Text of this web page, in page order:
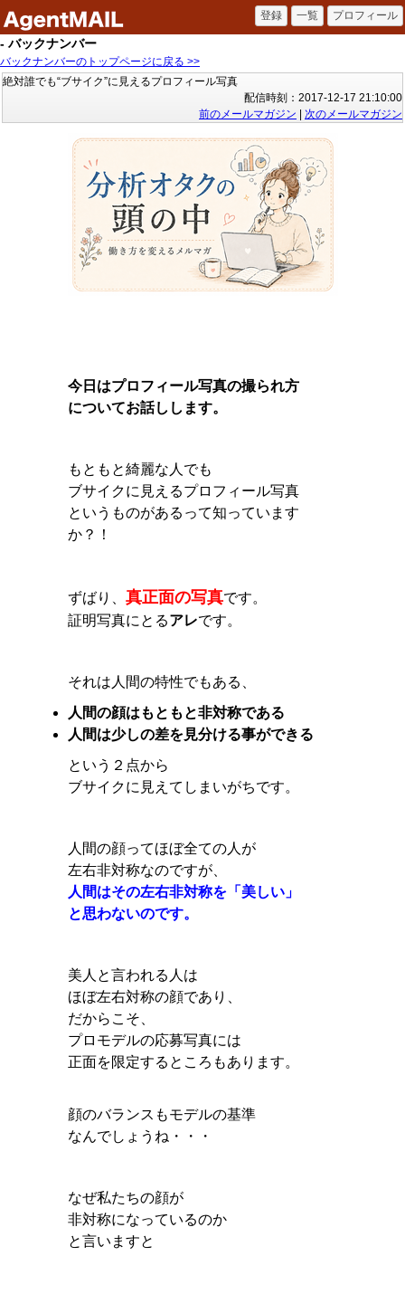
- バックナンバー
バックナンバーのトップページに戻る >>
絶対誰でも“ブサイク”に見えるプロフィール写真
配信時刻：2017-12-17 21:10:00
前のメールマガジン
次のメールマガジン
今日はプロフィール写真の撮られ方
についてお話しします。
もともと綺麗な人でも
ブサイクに見えるプロフィール写真
というものがあるって知っています
か？！
ずばり、 真正面の写真です。
証明写真にとるアレです。
それは人間の特性でもある、
人間の顔はもともと非対称である
人間は少しの差を見分ける事ができる
という２点から
ブサイクに見えてしまいがちです。
人間の顔ってほぼ全ての人が
左右非対称なのですが、
人間はその左右非対称を「美しい」
と思わないのです。
美人と言われる人は
ほぼ左右対称の顔であり、
だからこそ、
プロモデルの応募写真には
正面を限定するところもあります。
顔のバランスもモデルの基準
なんでしょうね・・・
なぜ私たちの顔が
非対称になっているのか
と言いますと